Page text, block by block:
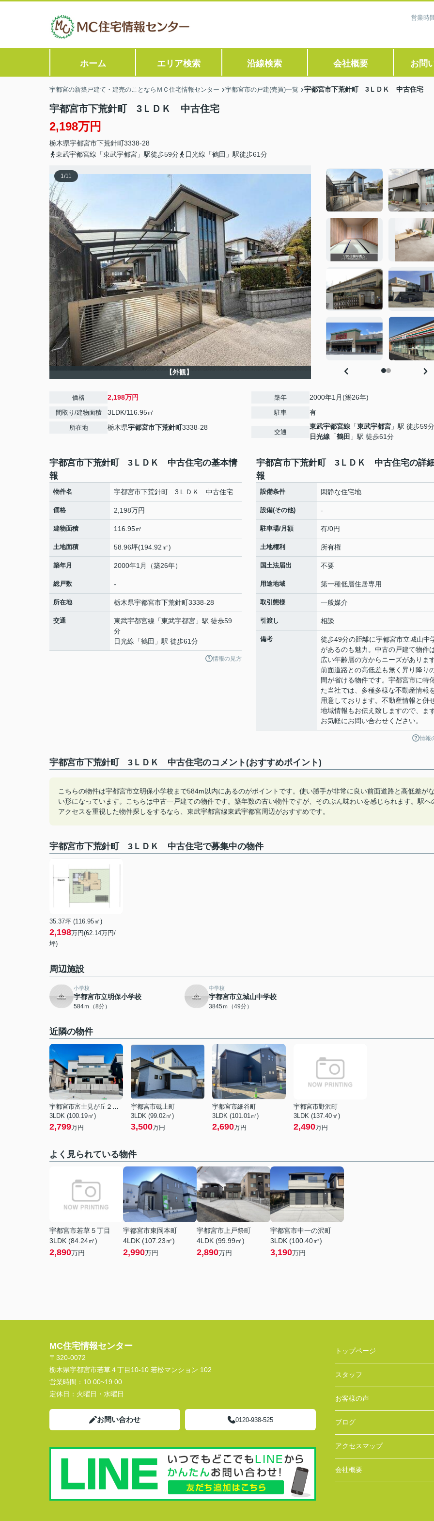
営業時
ホーム エリア検索 沿線検索 会社概要 お問
宇都宮の新築戸建て・建売のことならＭＣ住宅情報センター 宇都宮市の戸建(売買)一覧 宇都宮市下荒針町 3ＬＤＫ 中古住宅
宇都宮市下荒針町 3ＬＤＫ 中古住宅
2,198万円
栃木県宇都宮市下荒針町3338-28
東武宇都宮線「東武宇都宮」駅徒歩59分
日光線「鶴田」駅徒歩61分
1/11
【外観】
価格 2,198万円
間取り/建物面積 3LDK/116.95㎡
所在地 栃木県宇都宮市下荒針町3338-28
築年 2000年1月(築26年)
駐車 有
交通
東武宇都宮線 「東武宇都宮 」駅 徒歩59分
日光線 「鶴田 」駅 徒歩61分
宇都宮市下荒針町 3ＬＤＫ 中古住宅の基本情
報
物件名 宇都宮市下荒針町 3ＬＤＫ 中古住宅
価格 2,198万円
建物面積 116.95㎡
土地面積 58.96坪(194.92㎡)
築年月 2000年1月（築26年）
総戸数 -
所在地 栃木県宇都宮市下荒針町3338-28
交通 東武宇都宮線 「東武宇都宮 」駅 徒歩59
分
日光線 「鶴田 」駅 徒歩61分
情報の見方
宇都宮市下荒針町 3ＬＤＫ 中古住宅の詳
報
設備条件 閑静な住宅地
設備(その他) -
駐車場/月額 有/0円
土地権利 所有権
国土法届出 不要
用途地域 第一種低層住居専用
取引態様 一般媒介
引渡し 相談
備考
徒歩49分の距離に宇都宮市立城山中
があるのも魅力。中古の戸建て物件
広い年齢層の方からニーズがあります
前面道路との高低差も無く昇り降り
間が省ける物件です。宇都宮市に特
た当社では、多種多様な不動産情報
用意しております。不動産情報と併
地域情報もお伝え致しますので、ま
お気軽にお問い合わせください。
情報
宇都宮市下荒針町 3ＬＤＫ 中古住宅のコメント(おすすめポイント)
こちらの物件は宇都宮市立明保小学校まで584m以内にあるのがポイントです。使い勝手が非常に良い前面道路と高低差がな
い形になっています。こちらは中古一戸建ての物件です。築年数の古い物件ですが、そのぶん味わいを感じられます。駅へ
アクセスを重視した物件探しをするなら、東武宇都宮線東武宇都宮周辺がおすすめです。
宇都宮市下荒針町 3ＬＤＫ 中古住宅で募集中の物件
35.37坪 (116.95㎡)
2,198万円(62.14万円/
坪)
周辺施設
小学校
宇都宮市立明保小学校
584ｍ（8分）
中学校
宇都宮市立城山中学校
3845ｍ（49分）
近隣の物件
宇都宮市富士見が丘２丁目
3LDK (100.19㎡)
2,799万円
宇都宮市砥上町
3LDK (99.02㎡)
3,500万円
宇都宮市細谷町
3LDK (101.01㎡)
2,690万円
宇都宮市野沢町
3LDK (137.40㎡)
2,490万円
よく見られている物件
宇都宮市若草５丁目
3LDK (84.24㎡)
2,890万円
宇都宮市東岡本町
4LDK (107.23㎡)
2,990万円
宇都宮市上戸祭町
4LDK (99.99㎡)
2,890万円
宇都宮市中一の沢町
3LDK (100.40㎡)
3,190万円
MC住宅情報センター
〒320-0072
栃木県宇都宮市若草４丁目10-10 若松マンション 102
営業時間： 10:00~19:00
定休日： 火曜日・水曜日
お問い合わせ 0120-938-525
トップページ
スタッフ
お客様の声
ブログ
アクセスマップ
会社概要